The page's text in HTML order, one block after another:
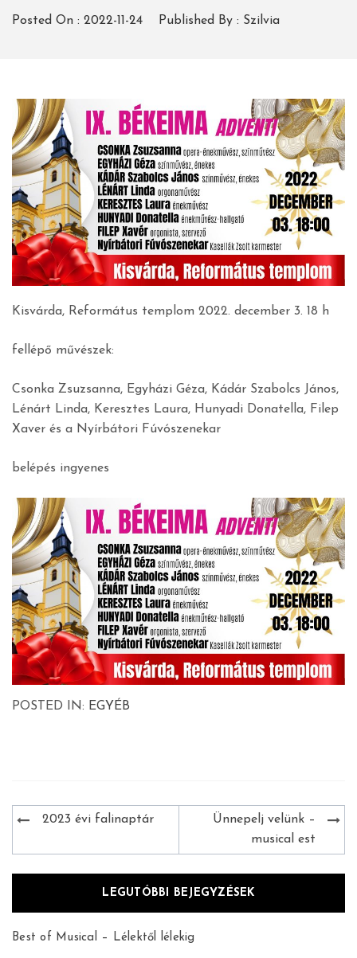
Posted On : 2022-11-24 Published By : Szilvia
Kisvárda, Református templom 2022. december 3. 18 h
fellépő művészek:
Csonka Zsuzsanna, Egyházi Géza, Kádár Szabolcs János,
Lénárt Linda, Keresztes Laura, Hunyadi Donatella, Filep
Xaver és a Nyírbátori Fúvószenekar
belépés ingyenes
POSTED IN: EGYÉB
Bejegyzés
2023 évi falinaptár
Ünnepelj velünk –
musical est
LEGUTÓBBI BEJEGYZÉSEK
Best of Musical – Lélektől lélekig